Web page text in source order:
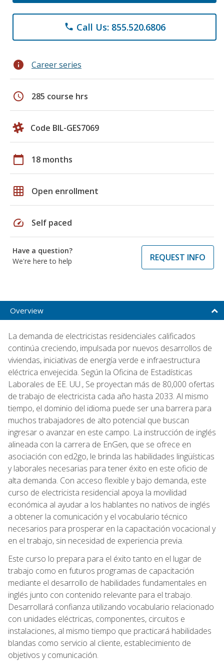
phone Call Us: 855.520.6806
info Career series
schedule 285 course hrs
Code BIL-GES7069
calendar_today 18 months
grid_on Open enrollment
speed Self paced
Have a question?
We're here to help
REQUEST INFO
Overview
La demanda de electricistas residenciales calificados
continúa creciendo, impulsada por nuevos desarrollos de
viviendas, iniciativas de energía verde e infraestructura
eléctrica envejecida. Según la Oficina de Estadísticas
Laborales de EE. UU., Se proyectan más de 80,000 ofertas
de trabajo de electricista cada año hasta 2033. Al mismo
tiempo, el dominio del idioma puede ser una barrera para
muchos trabajadores de alto potencial que buscan
ingresar o avanzar en este campo. La instrucción de inglés
alineada con la carrera de EnGen, que se ofrece en
asociación con ed2go, le brinda las habilidades lingüísticas
y laborales necesarias para tener éxito en este oficio de
alta demanda. Con acceso flexible y bajo demanda, este
curso de electricista residencial apoya la movilidad
económica al ayudar a los hablantes no nativos de inglés
a obtener la comunicación y el vocabulario técnico
necesarios para prosperar en la capacitación vocacional y
en el trabajo, sin necesidad de experiencia previa.
Este curso lo prepara para el éxito tanto en el lugar de
trabajo como en futuros programas de capacitación
mediante el desarrollo de habilidades fundamentales en
inglés junto con contenido relevante para el trabajo.
Desarrollará confianza utilizando vocabulario relacionado
con unidades eléctricas, componentes, circuitos e
instalaciones, al mismo tiempo que practicará habilidades
blandas como servicio al cliente, establecimiento de
objetivos y comunicación.